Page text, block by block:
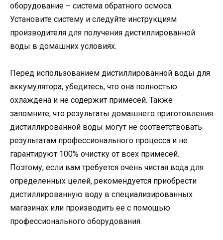
оборудование – система обратного осмоса.
Установите систему и следуйте инструкциям
производителя для получения дистиллированной
воды в домашних условиях.
Перед использованием дистиллированной воды для
аккумулятора, убедитесь, что она полностью
охлаждена и не содержит примесей. Также
запомните, что результаты домашнего приготовления
дистиллированной воды могут не соответствовать
результатам профессионального процесса и не
гарантируют 100% очистку от всех примесей.
Поэтому, если вам требуется очень чистая вода для
определенных целей, рекомендуется приобрести
дистиллированную воду в специализированных
магазинах или производить ее с помощью
профессионального оборудования.